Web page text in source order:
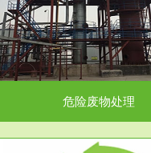
危险废物处理
市政固废处理
蓝生态环境科技所从事的市
括市政废物的处